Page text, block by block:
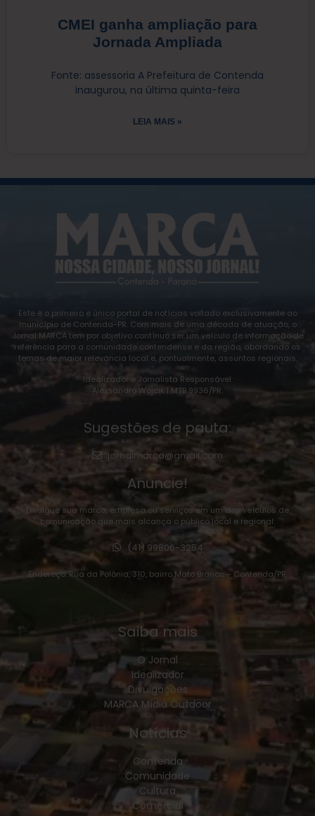
CMEI ganha ampliação para
Jornada Ampliada
Fonte: assessoria A Prefeitura de Contenda
inaugurou, na última quinta-feira
LEIA MAIS »
Este é o primeiro e único portal de notícias voltado exclusivamente ao
município de Contenda-PR. Com mais de uma década de atuação, o
Jornal MARCA tem por objetivo contínuo ser um veículo de informação de
referência para a comunidade contendense e da região, abordando os
temas de maior relevância local e, pontualmente, assuntos regionais.
Idealizador e Jornalista Responsável:
Alexsandro Wojcik | MTB 9936/PR.
Sugestões de pauta:
jornalmarca@gmail.com
Anuncie!
Divulgue sua marca, empresa ou serviços em um dos veículos de
comunicação que mais alcança o público local e regional:
(41) 99806-3254
Endereço: Rua da Polônia, 310, bairro Mato Branco – Contenda/PR.
Saiba mais
O Jornal
Idealizador
Divulgações
MARCA Mídia Outdoor
Notícias
Contenda
Comunidade
Cultura
Comercial